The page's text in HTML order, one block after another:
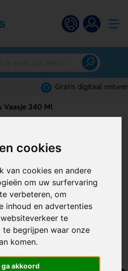
cookies
van cookies en andere
om uw surfervaring
verbeteren, om
inhoud en advertenties
te
te begrijpen waar onze
komen.
ga akkoord
digitaal ontwerp
Vaasje 340 Ml
340 Ml